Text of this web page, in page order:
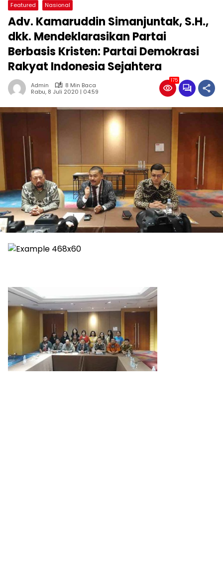
Featured Nasional
Adv. Kamaruddin Simanjuntak, S.H.,
dkk. Mendeklarasikan Partai
Berbasis Kristen: Partai Demokrasi
Rakyat Indonesia Sejahtera
Admin
8 Min Baca
Rabu, 8 Juli 2020 | 04:59
175